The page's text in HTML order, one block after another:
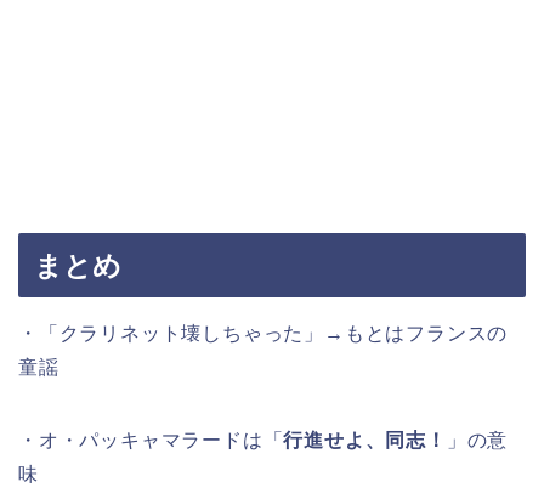
まとめ
・「クラリネット壊しちゃった」→もとはフランスの
童謡
・オ・パッキャマラードは「行進せよ、同志！
」の意
味